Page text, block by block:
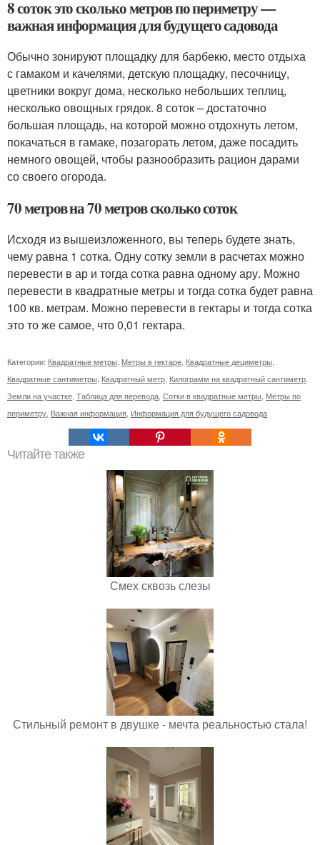
8 соток это сколько метров по периметру —
важная информация для будущего садовода
Обычно зонируют площадку для барбекю, место отдыха
с гамаком и качелями, детскую площадку, песочницу,
цветники вокруг дома, несколько небольших теплиц,
несколько овощных грядок. 8 соток – достаточно
большая площадь, на которой можно отдохнуть летом,
покачаться в гамаке, позагорать летом, даже посадить
немного овощей, чтобы разнообразить рацион дарами
со своего огорода.
70 метров на 70 метров сколько соток
Исходя из вышеизложенного, вы теперь будете знать,
чему равна 1 сотка. Одну сотку земли в расчетах можно
перевести в ар и тогда сотка равна одному ару. Можно
перевести в квадратные метры и тогда сотка будет равна
100 кв. метрам. Можно перевести в гектары и тогда сотка
это то же самое, что 0,01 гектара.
Категории: Квадратные метры Метры в гектаре Квадратные дециметры
Квадратные сантиметры Квадратный метр Килограмм на квадратный сантиметр
Земли на участке Таблица для перевода Сотки в квадратные метры Метры по
периметру Важная информация Информация для будущего садовода
Читайте также
Смех сквозь слезы
Стильный ремонт в двушке - мечта реальностью стала!